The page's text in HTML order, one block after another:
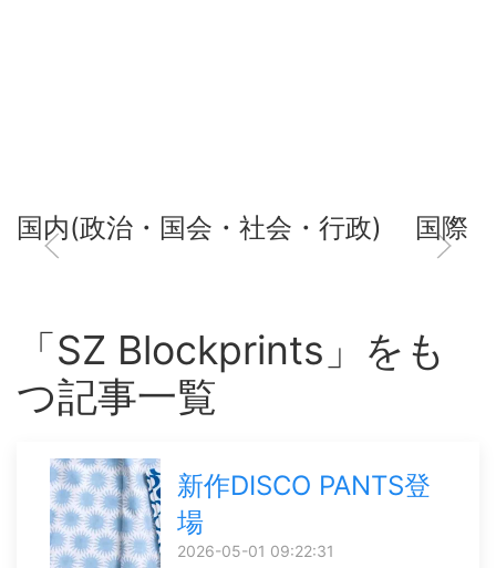
国内(政治・国会・社会・行政) 国際
「SZ Blockprints」をも
つ記事一覧
新作DISCO PANTS登
場
2026-05-01 09:22:31